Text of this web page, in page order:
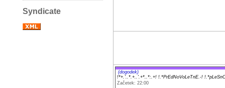
Syndicate
(dogodek)
!*+.'..*.+..'.+*..*:.+! !.*PrEdNoVoLeTnE.-!
Začetek: 22:00